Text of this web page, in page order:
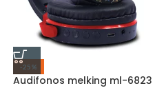
-25%
Audifonos melking ml-6823